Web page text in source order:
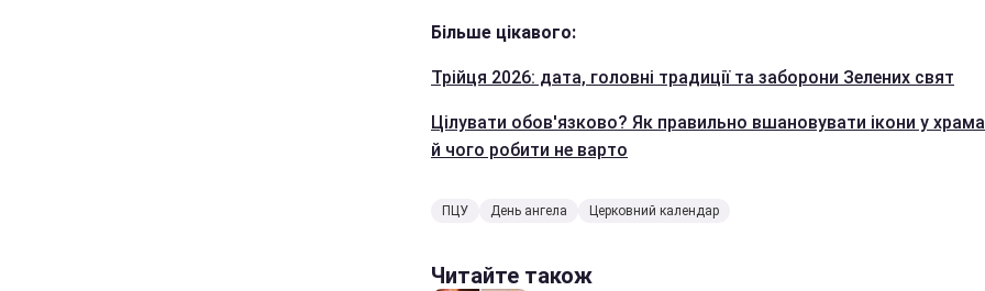
Більше цікавого:
Трійця 2026: дата, головні традиції та заборони Зелених свят
Цілувати обов'язково? Як правильно вшановувати ікони у
й чого робити не варто
ПЦУ День ангела Церковний календар
Читайте також